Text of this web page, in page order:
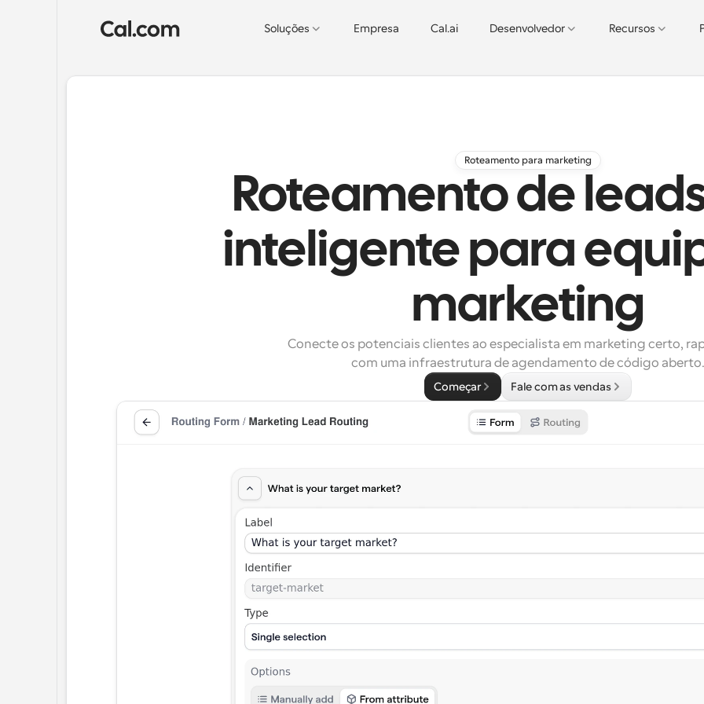
Soluções Empresa Cal.ai Desenvolvedor Recursos
Roteamento para marketing
Roteamento de
inteligente para
marketing
Conecte os potenciais clientes ao especialista em marketing certo,
com uma infraestrutura de agendamento de código aberto.
Começar Fale com as vendas